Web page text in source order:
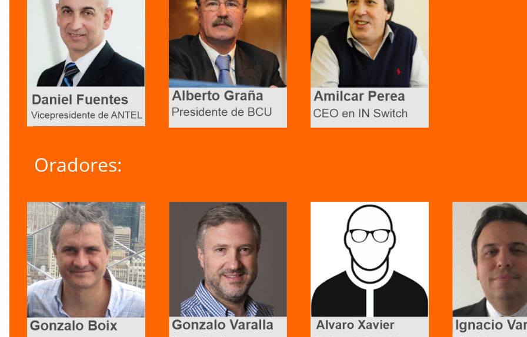
Oradores: